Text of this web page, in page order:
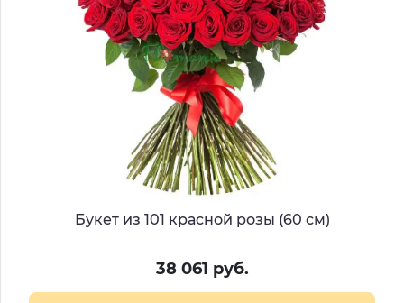
Букет из 101 красной розы (60 см)
38 061 руб.